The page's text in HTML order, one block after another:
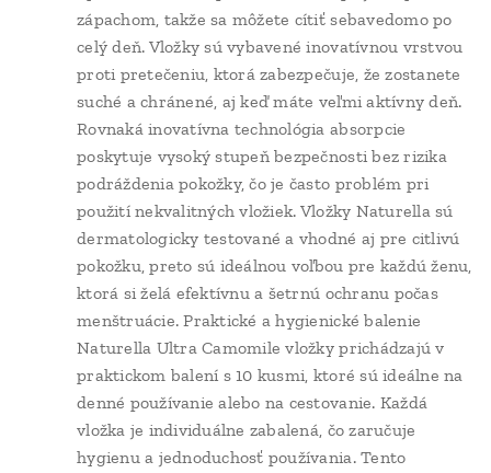
zápachom, takže sa môžete cítiť sebavedomo po
celý deň. Vložky sú vybavené inovatívnou vrstvou
proti pretečeniu, ktorá zabezpečuje, že zostanete
suché a chránené, aj keď máte veľmi aktívny deň.
Rovnaká inovatívna technológia absorpcie
poskytuje vysoký stupeň bezpečnosti bez rizika
podráždenia pokožky, čo je často problém pri
použití nekvalitných vložiek. Vložky Naturella sú
dermatologicky testované a vhodné aj pre citlivú
pokožku, preto sú ideálnou voľbou pre každú ženu,
ktorá si želá efektívnu a šetrnú ochranu počas
menštruácie. Praktické a hygienické balenie
Naturella Ultra Camomile vložky prichádzajú v
praktickom balení s 10 kusmi, ktoré sú ideálne na
denné používanie alebo na cestovanie. Každá
vložka je individuálne zabalená, čo zaručuje
hygienu a jednoduchosť používania. Tento